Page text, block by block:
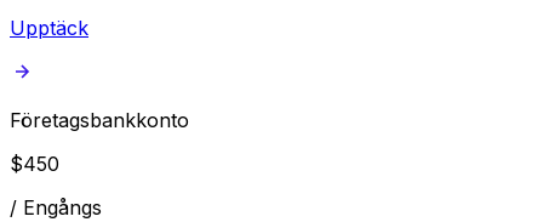
Upptäck
Företagsbankkonto
$450
/ Engångs